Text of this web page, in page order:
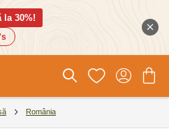
la 30%!
România